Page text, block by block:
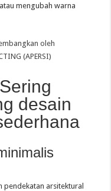
mengubah warna
oleh
(APERSI)
desain
pendekatan arsitektural